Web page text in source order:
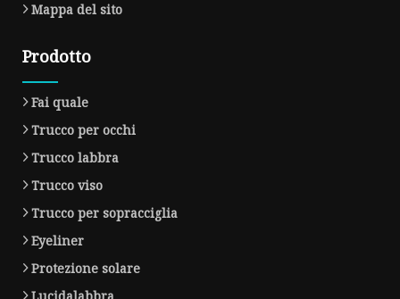
Mappa del sito
Prodotto
Fai quale
Trucco per occhi
Trucco labbra
Trucco viso
Trucco per sopracciglia
Eyeliner
Protezione solare